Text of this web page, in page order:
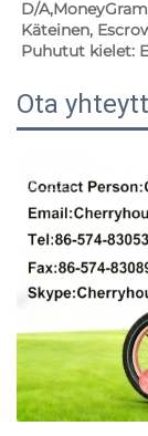
D/
Käteinen,
Puhutut kielet:
Ota